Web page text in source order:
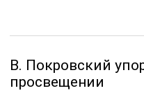
В. Покровский
просвещении